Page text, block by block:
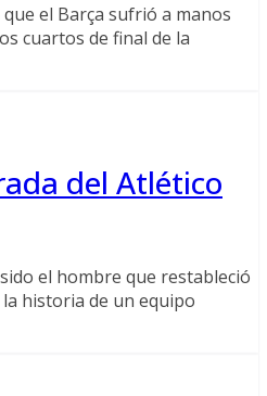
el Barça sufrió a manos
cuartos de final de la
del Atlético
el hombre que restableció
historia de un equipo